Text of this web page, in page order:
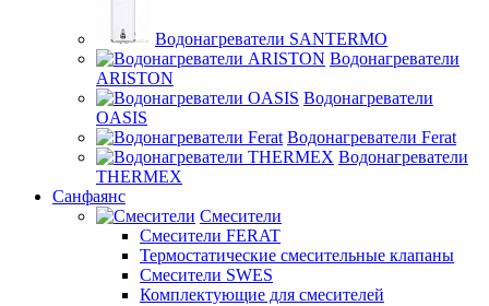
Водонагреватели SANTERMO
Водонагреватели
ARISTON
Водонагреватели
OASIS
Водонагреватели Ferat
Водонагреватели
THERMEX
Санфаянс
Смесители
Смесители FERAT
Термостатические смесительные клапаны
Смесители SWES
Комплектующие для смесителей